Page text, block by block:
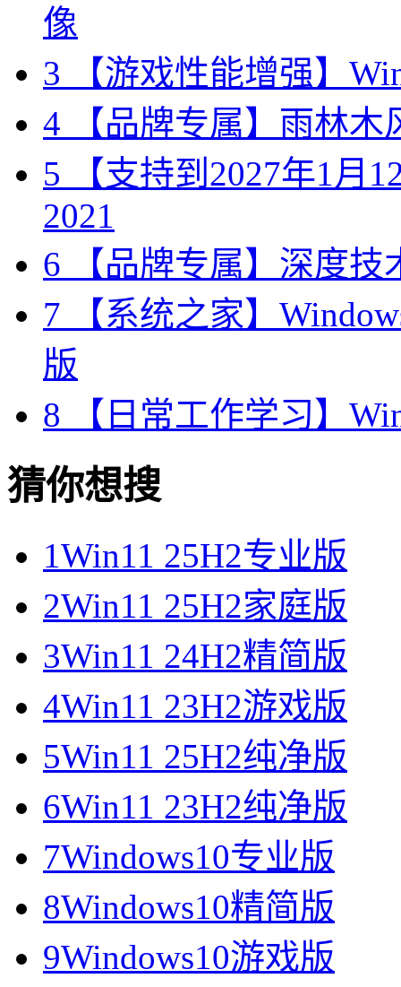
像
3 【游戏性能增强】
4 【品牌专属】雨林木
5 【支持到2027年1月
2021
6 【品牌专属】深度技
7 【系统之家】
版
8 【日常工作学习】
猜你想搜
1Win11 25H2专业版
2Win11 25H2家庭版
3Win11 24H2精简版
4Win11 23H2游戏版
5Win11 25H2纯净版
6Win11 23H2纯净版
7Windows10专业版
8Windows10精简版
9Windows10游戏版